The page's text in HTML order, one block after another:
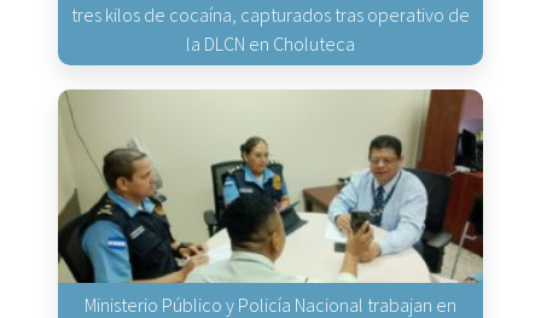
tres kilos de cocaína, capturados tras operativo de
la DLCN en Choluteca
Ministerio Público y Policía Nacional trabajan en